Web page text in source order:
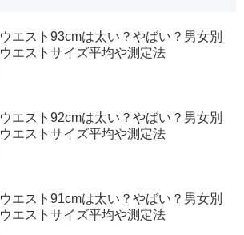
ウエスト93cmは太い？やばい？男女別
ウエストサイズ平均や測定法
ウエスト92cmは太い？やばい？男女別
ウエストサイズ平均や測定法
ウエスト91cmは太い？やばい？男女別
ウエストサイズ平均や測定法